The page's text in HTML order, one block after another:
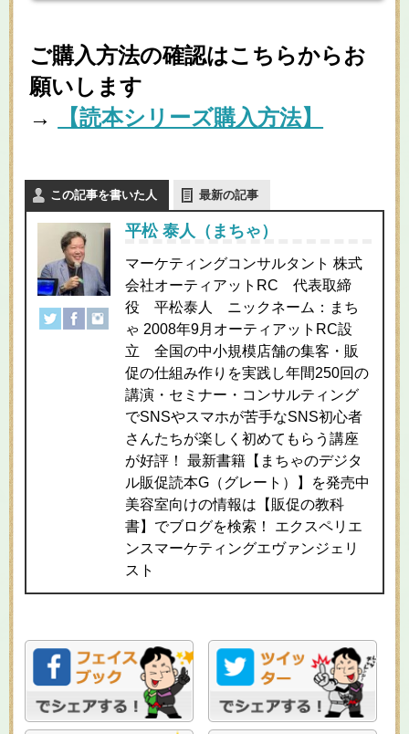
ご購入方法の確認はこちらからお
願いします
→
【読本シリーズ購入方法】
この記事を書いた人 最新の記事
平松 泰人（まちゃ）
マーケティングコンサルタント 株式
会社オーティアットRC 代表取締
役 平松泰人 ニックネーム：まち
ゃ 2008年9月オーティアットRC設
立 全国の中小規模店舗の集客・販
促の仕組み作りを実践し年間250回の
講演・セミナー・コンサルティング
でSNSやスマホが苦手なSNS初心者
さんたちが楽しく初めてもらう講座
が好評！ 最新書籍【まちゃのデジタ
ル販促読本G（グレート）】を発売中
美容室向けの情報は【販促の教科
書】でブログを検索！ エクスペリエ
ンスマーケティングエヴァンジェリ
スト